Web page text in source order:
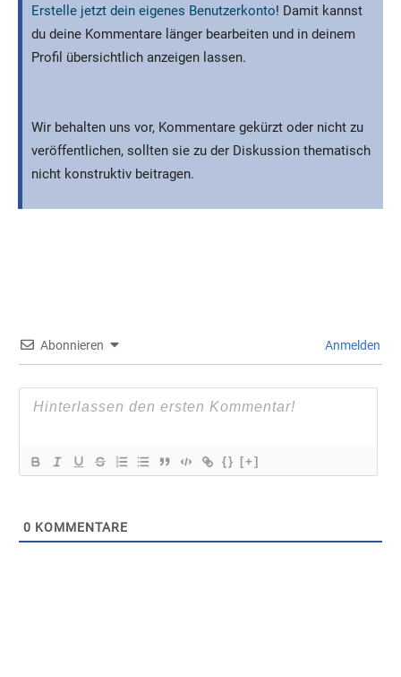
Erstelle jetzt dein eigenes Benutzerkonto! Damit kannst
du deine Kommentare länger bearbeiten und in deinem
Profil übersichtlich anzeigen lassen.
Wir behalten uns vor, Kommentare gekürzt oder nicht zu
veröffentlichen, sollten sie zu der Diskussion thematisch
nicht konstruktiv beitragen.
Abonnieren Anmelden
{} [+]
0 KOMMENTARE